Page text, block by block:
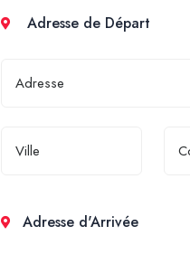
Adresse de Départ
Adresse d'Arrivée